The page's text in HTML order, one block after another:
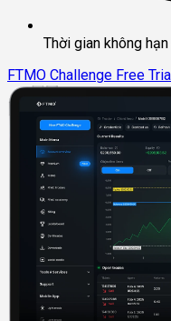
Thời gian không hạn
FTMO Challenge Free Trial